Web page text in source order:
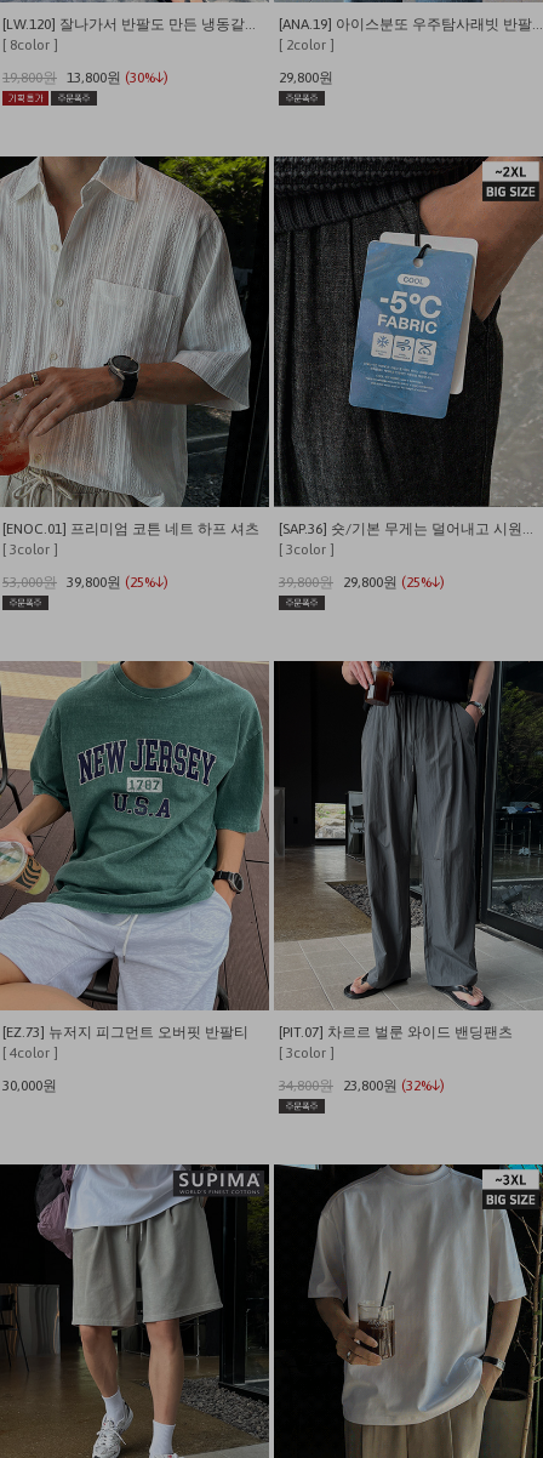
[LW.120] 잘나가서 반팔도 만든 냉동같은 시원함 쫀쫀와플 반팔 티셔츠
[ 8color ]
19,800원 13,800원 (30%↓)
[ANA.19] 아이스분또 우주탐사래빗 반팔티 (짱귀여움)
[ 2color ]
29,800원
[ENOC.01] 프리미엄 코튼 네트 하프 셔츠
[ 3color ]
53,000원 39,800원 (25%↓)
[ 3color ]
39,800원
29,800원 (25%↓)
[EZ.73] 뉴저지 피그먼트 오버핏 반팔티
[ 4color ]
30,000원
[PIT.07] 차르르 벌룬 와이드 밴딩팬츠
[ 3color ]
34,800원
23,800원 (32%↓)